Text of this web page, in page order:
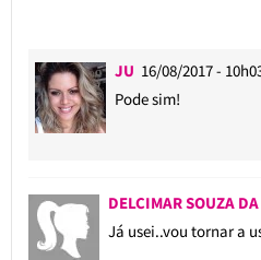
JU 16/08/2017 -
Pode sim!
DELCIMAR SOUZA
Já usei..vou tornar a